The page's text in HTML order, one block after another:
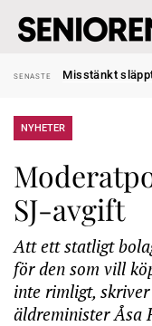
SENASTE
Misstänkt
SENASTE
Dom öppnar för
SENASTE
Liten höjning
SENASTE
Misstänkt
NYHETER
SJ-avgift
Att ett statligt
för den som vill
inte rimligt,
äldreminister Åsa